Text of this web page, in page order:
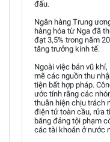
đấu.
Ngân hàng Trung
hàng hóa từ Nga đã
đạt 3,5% trong năm
tăng trưởng kinh tế.
Ngoài việc bán vũ
mẽ các nguồn thu
tiện bất hợp pháp.
ước tính rằng các
thuẫn hiện chịu trách
điện tử toàn cầu, rửa
băng đảng tội phạm
các tài khoản ở nước